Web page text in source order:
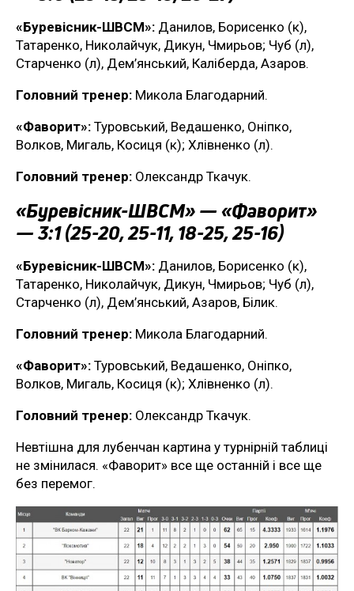
«Буревісник-ШВСМ»: Данилов, Борисенко (к),
Татаренко, Николайчук, Дикун, Чмирьов; Чуб (л),
Старченко (л), Дем’янський, Каліберда, Азаров.
Головний тренер: Микола Благодарний.
«Фаворит»: Туровський, Ведашенко, Оніпко,
Волков, Мигаль, Косиця (к); Хлівненко (л).
Головний тренер: Олександр Ткачук.
«Буревісник-ШВСМ» — «Фаворит»
— 3:1 (25-20, 25-11, 18-25, 25-16)
«Буревісник-ШВСМ»: Данилов, Борисенко (к),
Татаренко, Николайчук, Дикун, Чмирьов; Чуб (л),
Старченко (л), Дем’янський, Азаров, Білик.
Головний тренер: Микола Благодарний.
«Фаворит»: Туровський, Ведашенко, Оніпко,
Волков, Мигаль, Косиця (к); Хлівненко (л).
Головний тренер: Олександр Ткачук.
Невтішна для лубенчан картина у турнірній таблиці
не змінилася. «Фаворит» все ще останній і все ще
без перемог.